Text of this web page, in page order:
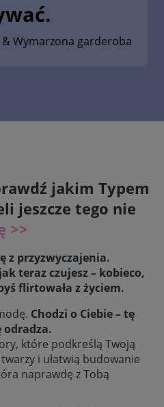
& Wymarzona garderoba
jakim Typem
jeszcze tego nie
>>
z przyzwyczajenia.
teraz czujesz – kobieco,
flirtowała z życiem.
Chodzi o Ciebie – tę
odradza.
które podkreślą Twoją
i ułatwią budowanie
naprawdę z Tobą